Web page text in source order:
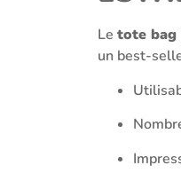
Le tote bag
un best-